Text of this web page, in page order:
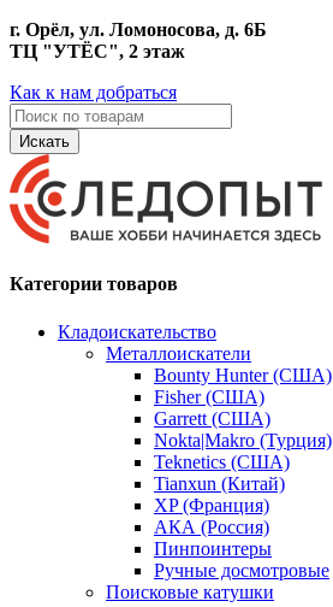
г. Орёл, ул. Ломоносова, д. 6Б
ТЦ "УТЁС", 2 этаж
Как к нам добраться
Искать
Категории товаров
Кладоискательство
Металлоискатели
Bounty Hunter (США)
Fisher (США)
Garrett (США)
Nokta|Makro (Турция)
Teknetics (США)
Tianxun (Китай)
XP (Франция)
АКА (Россия)
Пинпоинтеры
Ручные досмотровые
Поисковые катушки